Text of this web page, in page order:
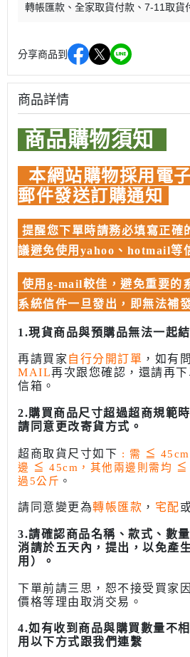
轉帳匯款
全家取貨付款 7-11取貨
分享商品到
商品詳情
商品購物須知
本網站購物採用電
郵件發送訂購通知
提醒您下單時請務必填寫正確
議避免使用yahoo、hotmail等
使用g-mail較佳，避免重要的
系統信件一旦發出，即無法補發
1.現貨商品與預購品無法一起結
再請買家 自行分開訂單 ，如有
MAIL再次跟您確認，還請再
信箱。
2.購買商品尺寸超過超商規範
請同意更改寄貨方式。
超商取貨尺寸如下 : 需 ≦
邊 ≦ 45cm，其他兩邊則需均 ≦
過5公斤 。
請同意變更為轉帳匯款 ， 宅配
3.請確認商品名稱、款式、數
消請於五天內，提出，以免產
用）。
下單前請三思，恕不接受買家
價格等理由取消交易。
4.如有收到商品與購買數量不
用以下方式跟我們連繫